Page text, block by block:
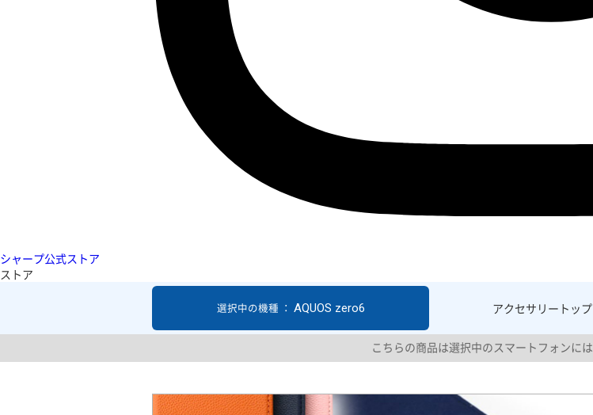
シャープ公式ストア
ストア
アクセサリー トップ
選択中の機種 ： AQUOS zero6
こちらの商品は選択中のスマートフォンに